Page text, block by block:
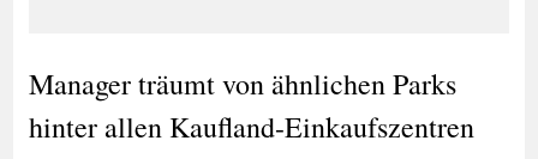
Manager träumt von ähnlichen Parks
hinter allen Kaufland-Einkaufszentren